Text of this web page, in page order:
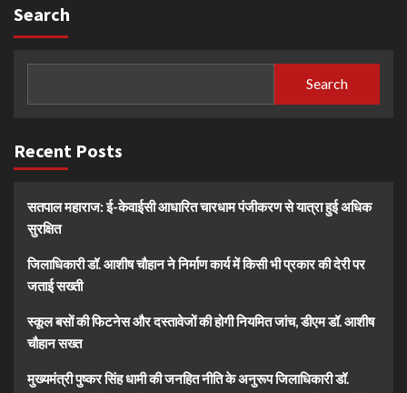
Search
Search
Recent Posts
सतपाल महाराज: ई-केवाईसी आधारित चारधाम पंजीकरण से यात्रा हुई अधिक
सुरक्षित
जिलाधिकारी डॉ. आशीष चौहान ने निर्माण कार्य में किसी भी प्रकार की देरी पर
जताई सख्ती
स्कूल बसों की फिटनेस और दस्तावेजों की होगी नियमित जांच, डीएम डॉ. आशीष
चौहान सख्त
मुख्यमंत्री पुष्कर सिंह धामी की जनहित नीति के अनुरूप जिलाधिकारी डॉ.